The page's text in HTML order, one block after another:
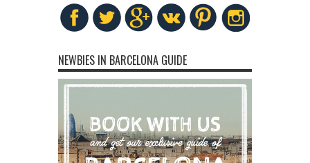
NEWBIES IN BARCELONA GUIDE